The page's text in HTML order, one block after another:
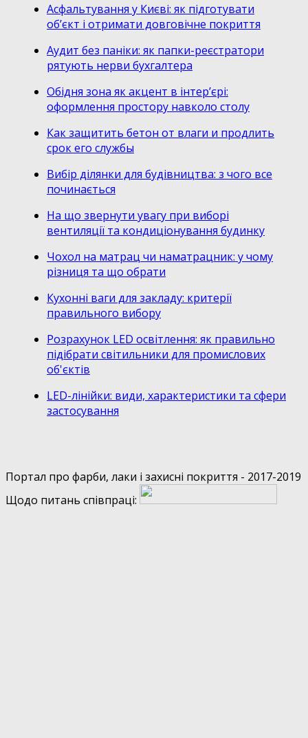
Асфальтування у Києві: як підготувати
об’єкт і отримати довговічне покриття
Аудит без паніки: як папки-реєстратори
рятують нерви бухгалтера
Обідня зона як акцент в інтер’єрі:
оформлення простору навколо столу
Как защитить бетон от влаги и продлить
срок его службы
Вибір ділянки для будівництва: з чого все
починається
На що звернути увагу при виборі
вентиляції та кондиціонування будинку
Чохол на матрац чи наматрацник: у чому
різниця та що обрати
Кухонні ваги для закладу: критерії
правильного вибору
Розрахунок LED освітлення: як правильно
підібрати світильники для промислових
об'єктів
LED-лінійки: види, характеристики та сфери
застосування
Портал про фарби, лаки і захисні покриття - 2017-2019
Щодо питань співпраці: